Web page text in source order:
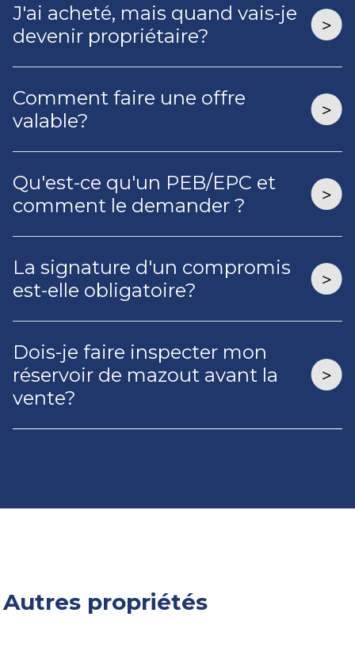
J'ai acheté, mais quand vais-je
devenir propriétaire?
Comment faire une offre
valable?
Qu'est-ce qu'un PEB/EPC et
comment le demander ?
La signature d'un compromis
est-elle obligatoire?
Dois-je faire inspecter mon
réservoir de mazout avant la
vente?
Autres propriétés